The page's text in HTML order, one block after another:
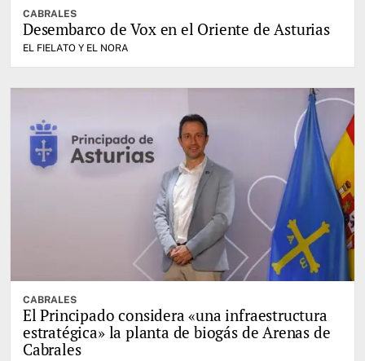
CABRALES
Desembarco de Vox en el Oriente de Asturias
EL FIELATO Y EL NORA
CABRALES
El Principado considera «una infraestructura
estratégica» la planta de biogás de Arenas de
Cabrales